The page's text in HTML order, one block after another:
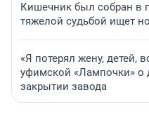
Кишечник был собран в
тяжелой судьбой ищет
«Я потерял жену, детей,
уфимской «Лампочки» о
закрытии завода